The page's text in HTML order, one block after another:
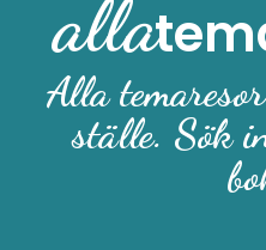
alla
Alla
ställe. Sök